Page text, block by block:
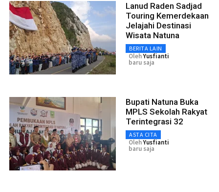
Lanud Raden Sadjad
Touring Kemerdekaan
Jelajahi Destinasi
Wisata Natuna
BERITA LAIN
OlehYusfianti
baru saja
Bupati Natuna Buka
MPLS Sekolah Rakyat
Terintegrasi 32
ASTA CITA
OlehYusfianti
baru saja